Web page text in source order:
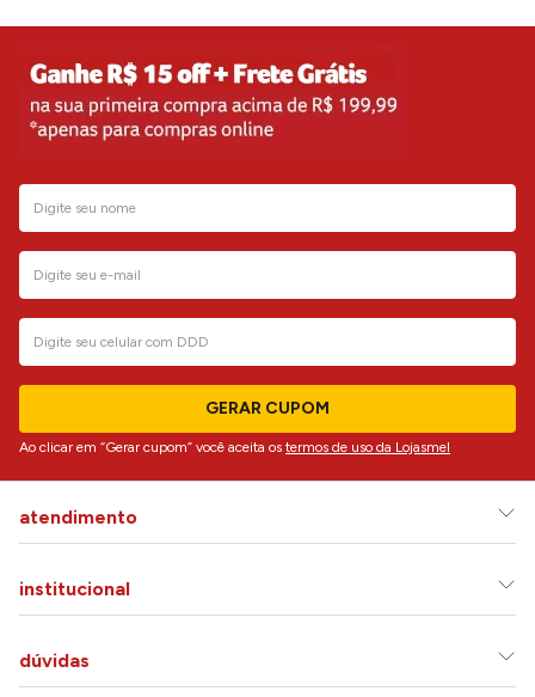
GERAR CUPOM
Ao clicar em “Gerar cupom” você aceita os termos de uso da Lojasmel
atendimento
institucional
dúvidas